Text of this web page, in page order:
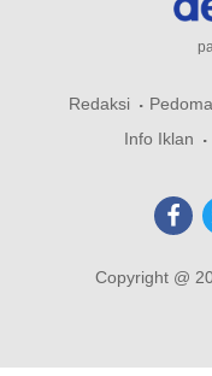
Redaksi
Info Iklan
Copyright @